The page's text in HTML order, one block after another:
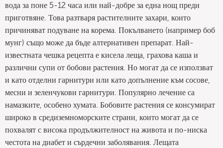
вода за поне 5-12 часа или най-добре за една нощ преди
приготвяне. Това разтваря растителните захари, които
причиняват подуване на корема. Покълването (например боб
мунг) също може да бъде алтернативен препарат. Най-
известната чешка рецепта е кисела леща, грахова каша и
различни супи от бобови растения. Но могат да се използват
и като отделни гарнитури или като допълнение към сосове,
месни и зеленчукови гарнитури. Популярно лечение са
намазките, особено хумата. Бобовите растения се консумират
широко в средиземноморските страни, които могат да се
похвалят с висока продължителност на живота и по-ниска
честота на диабет и сърдечни заболявания. Лещата